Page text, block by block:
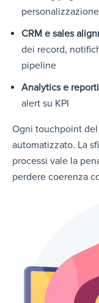
CRM e sales
dei record,
pipeline
Analytics e
alert su KPI
Ogni touchpoint
automatizzato. La
processi vale la
perdere coerenza